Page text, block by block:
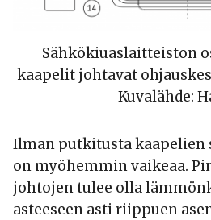
Sähkökiuaslaitteiston
kaapelit johtavat
Kuvalähde:
Ilman putkitusta kaapelien
on myöhemmin vaikeaa.
johtojen tulee olla
asteeseen asti riippuen